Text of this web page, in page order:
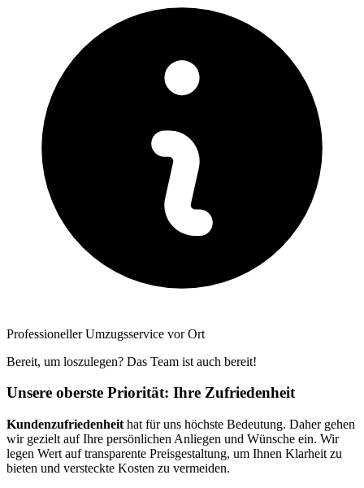
Professioneller Umzugsservice vor Ort
Bereit, um loszulegen? Das Team ist auch bereit!
Unsere oberste Priorität: Ihre Zufriedenheit
Kundenzufriedenheit hat für uns höchste Bedeutung. Daher gehen
wir gezielt auf Ihre persönlichen Anliegen und Wünsche ein. Wir
legen Wert auf transparente Preisgestaltung, um Ihnen Klarheit zu
bieten und versteckte Kosten zu vermeiden.